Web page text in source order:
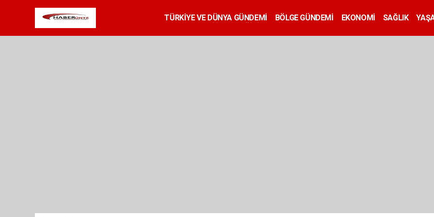
TÜRKİYE VE DÜNYA GÜNDEMİ BÖLGE GÜNDEMİ EKONOMİ SAĞLIK